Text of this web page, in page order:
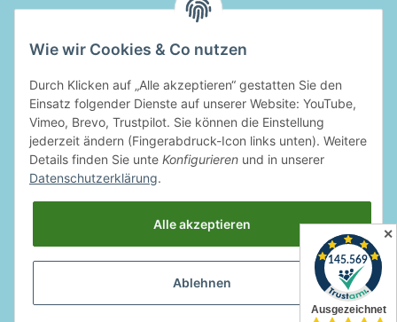
Wie wir Cookies & Co nutzen
Durch Klicken auf „Alle akzeptieren“ gestatten Sie den
Einsatz folgender Dienste auf unserer Website: YouTube,
Vimeo, Brevo, Trustpilot. Sie können die Einstellung
jederzeit ändern (Fingerabdruck-Icon links unten). Weitere
Details finden Sie unte Konfigurieren und in unserer
Datenschutzerklärung.
Alle akzeptieren
Ablehnen
✕